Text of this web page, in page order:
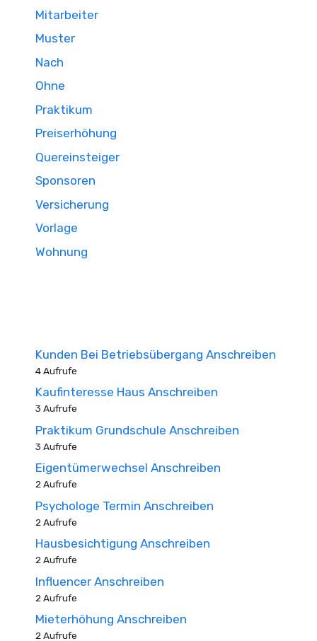
Mitarbeiter
Muster
Nach
Ohne
Praktikum
Preiserhöhung
Quereinsteiger
Sponsoren
Versicherung
Vorlage
Wohnung
Kunden Bei Betriebsübergang Anschreiben
4 Aufrufe
Kaufinteresse Haus Anschreiben
3 Aufrufe
Praktikum Grundschule Anschreiben
3 Aufrufe
Eigentümerwechsel Anschreiben
2 Aufrufe
Psychologe Termin Anschreiben
2 Aufrufe
Hausbesichtigung Anschreiben
2 Aufrufe
Influencer Anschreiben
2 Aufrufe
Mieterhöhung Anschreiben
2 Aufrufe